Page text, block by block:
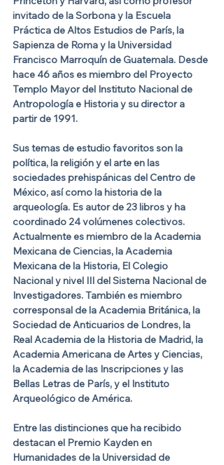
invitado de la Sorbona y la Escuela
Práctica de Altos Estudios de París, la
Sapienza de Roma y la Universidad
Francisco Marroquín de Guatemala. Desde
hace 46 años es miembro del Proyecto
Templo Mayor del Instituto Nacional de
Antropología e Historia y su director a
partir de 1991.
Sus temas de estudio favoritos son la
política, la religión y el arte en las
sociedades prehispánicas del Centro de
México, así como la historia de la
arqueología. Es autor de 23 libros y ha
coordinado 24 volúmenes colectivos.
Actualmente es miembro de la Academia
Mexicana de Ciencias, la Academia
Mexicana de la Historia, El Colegio
Nacional y nivel III del Sistema Nacional de
Investigadores. También es miembro
corresponsal de la Academia Británica, la
Sociedad de Anticuarios de Londres, la
Real Academia de la Historia de Madrid, la
Academia Americana de Artes y Ciencias,
la Academia de las Inscripciones y las
Bellas Letras de París, y el Instituto
Arqueológico de América.
Entre las distinciones que ha recibido
destacan el Premio Kayden en
Humanidades de la Universidad de